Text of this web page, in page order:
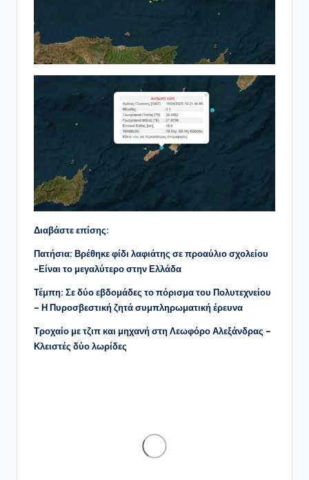
Διαβάστε επίσης:
Πατήσια: Βρέθηκε φίδι λαφιάτης σε προαύλιο σχολείου
-Είναι το μεγαλύτερο στην Ελλάδα
Τέμπη: Σε δύο εβδομάδες το πόρισμα του Πολυτεχνείου
– Η Πυροσβεστική ζητά συμπληρωματική έρευνα
Τροχαίο με τζιπ και μηχανή στη Λεωφόρο Αλεξάνδρας –
Κλειστές δύο λωρίδες